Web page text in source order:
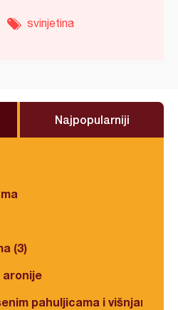
svinjetina
Najpopularniji
(3)
aronije
pahuljicama i višnjama